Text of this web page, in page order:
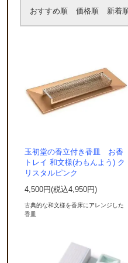
おすすめ順 価格順 新着
玉初堂の香立付き香皿 お香
トレイ 和文様(わもんよう) ク
リスタルピンク
4,500円(税込4,950円)
古典的な和文様を香床にアレンジした
香皿